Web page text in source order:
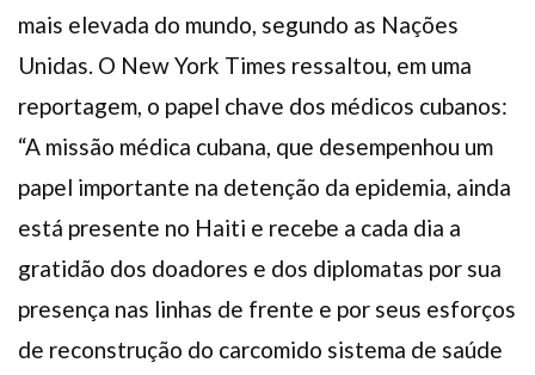
mais elevada do mundo, segundo as Nações
Unidas. O New York Times ressaltou, em uma
reportagem, o papel chave dos médicos cubanos:
“A missão médica cubana, que desempenhou um
papel importante na detenção da epidemia, ainda
está presente no Haiti e recebe a cada dia a
gratidão dos doadores e dos diplomatas por sua
presença nas linhas de frente e por seus esforços
de reconstrução do carcomido sistema de saúde